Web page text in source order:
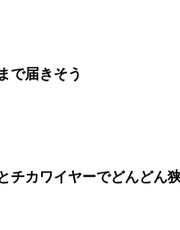
で届きそう
チカワイヤーでどんどん